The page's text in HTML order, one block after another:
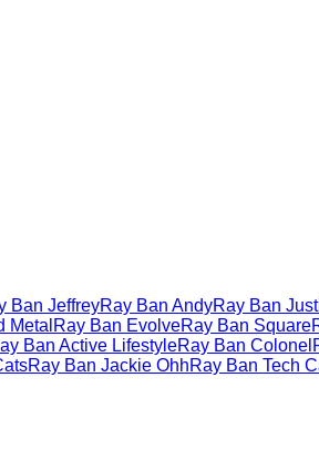
Ban JeffreyRay Ban AndyRay Ban
Metal Ray Ban EvolveRay Ban Square
Ban Active LifestyleRay Ban Colonel
Ray Ban Jackie OhhRay Ban Tech